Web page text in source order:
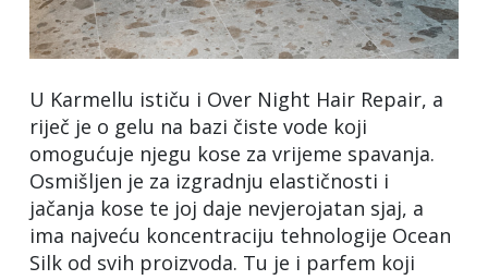
U Karmellu ističu i Over Night Hair Repair, a
riječ je o gelu na bazi čiste vode koji
omogućuje njegu kose za vrijeme spavanja.
Osmišljen je za izgradnju elastičnosti i
jačanja kose te joj daje nevjerojatan sjaj, a
ima najveću koncentraciju tehnologije Ocean
Silk od svih proizvoda. Tu je i parfem koji